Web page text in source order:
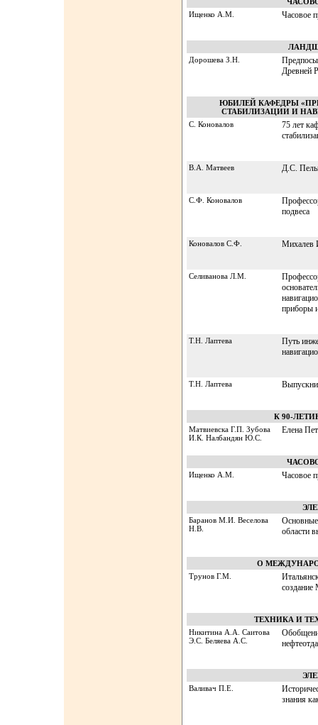
Ищенко А.М.
Часовое
Дорошева З.Н.
Древней
ЮБИЛЕЙ КАФЕДРЫ
СТАБИЛИЗАЦИИ И
С. Коновалов
75 лет
В.А. Матвеев Д.С.
С.Ф. Коновалов
подвеса
Коновалов С.Ф. Михалев
Селиванова Л.М.
приборы
Т.Н. Лаптева
Путь
Т.Н. Лаптева
К 90-
Матвиевска Г.П. Зубова
И.К. Налбандян Ю.С.
Елена
Ищенко А.М.
Часовое
Баранов М.И. Веселова
Н.В.
области
О
Трунов Г.М.
создание
ТЕХНИКА И
Никитина А.А. Саитова
Э.С. Беляева А.С.
Валивач П.Е.
знания